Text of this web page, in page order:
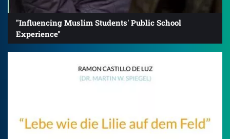
"Influencing Muslim Students' Public School
Experience"